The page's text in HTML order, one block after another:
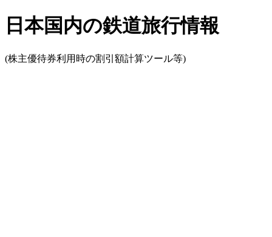
日本国内の鉄道旅行情報
(株主優待券利用時の割引額計算ツール等)